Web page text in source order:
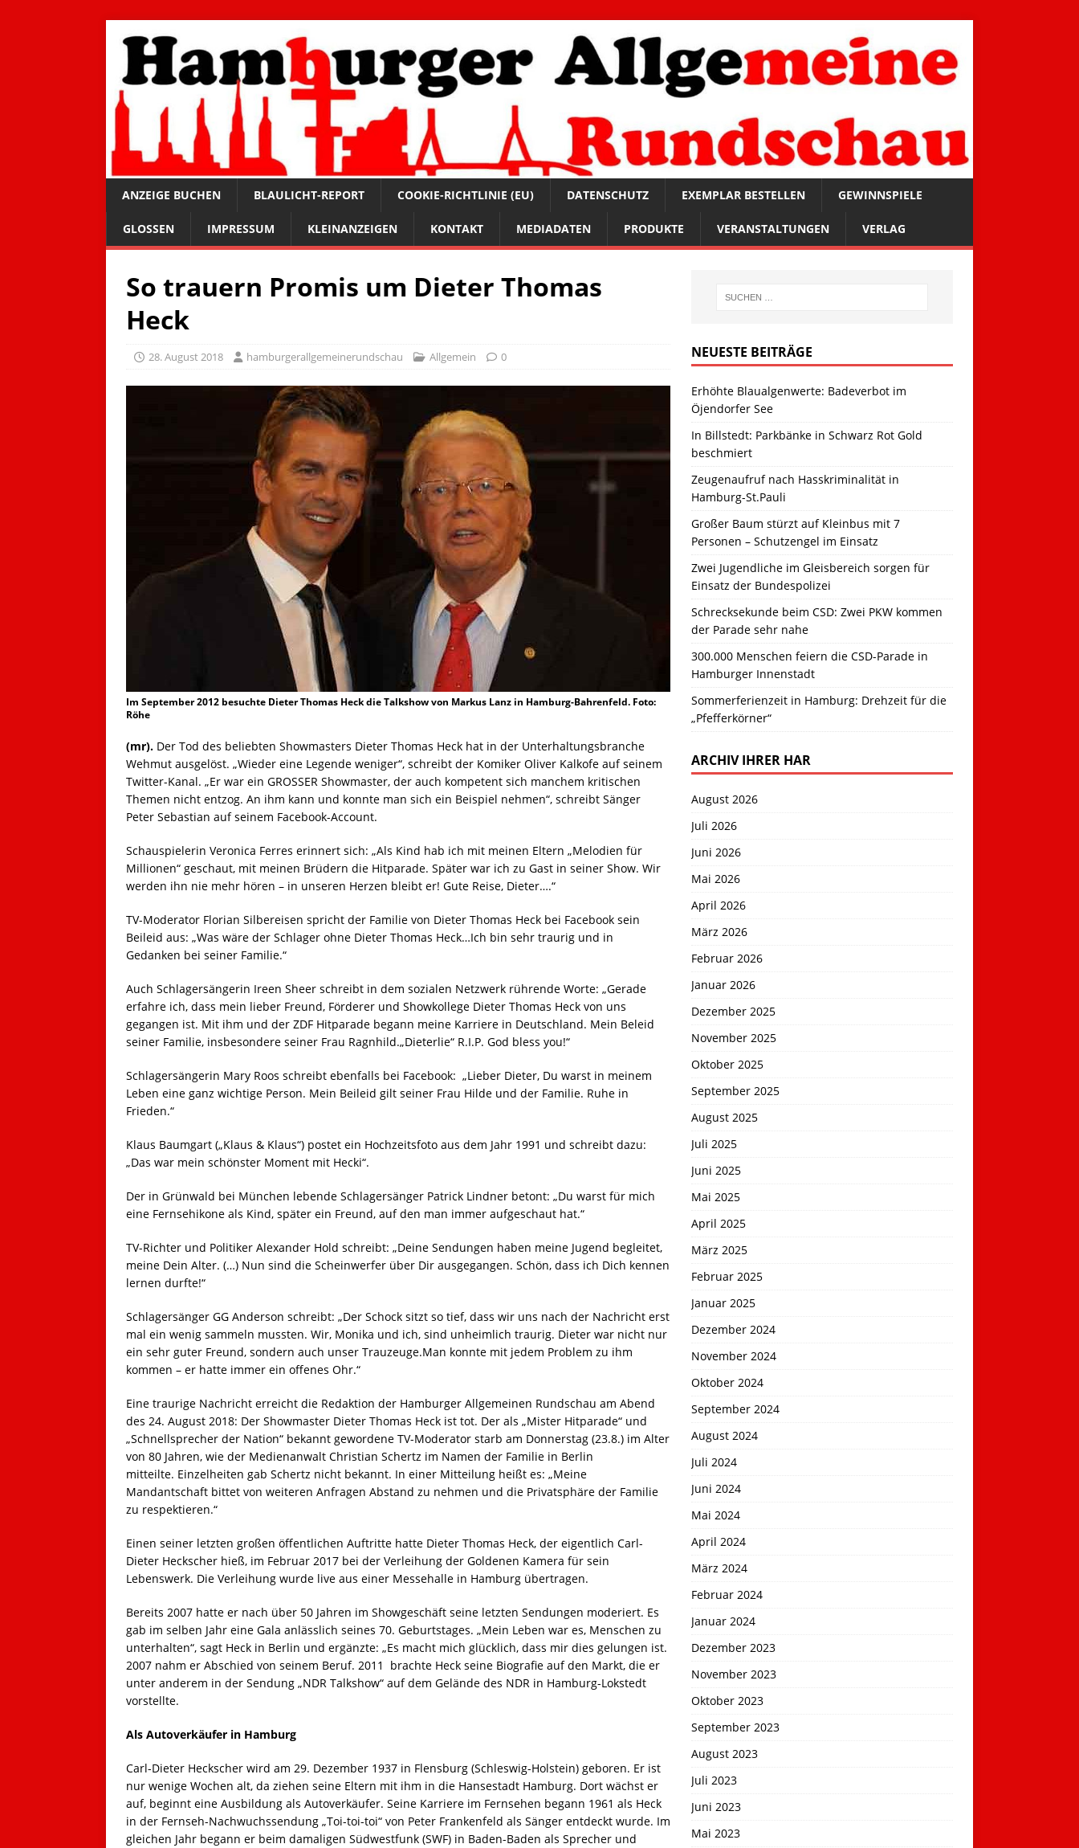
ANZEIGE BUCHEN BLAULICHT-REPORT COOKIE-RICHTLINIE (EU) DATENSCHUTZ EXEMPLAR BESTELLEN GEWINNSPIELE
GLOSSEN IMPRESSUM KLEINANZEIGEN KONTAKT MEDIADATEN PRODUKTE VERANSTALTUNGEN VERLAG
So trauern Promis um Dieter Thomas
Heck
28. August 2018 hamburgerallgemeinerundschau Allgemein 0
Im September 2012 besuchte Dieter Thomas Heck die Talkshow von Markus Lanz in Hamburg-Bahrenfeld. Foto:
Röhe
(mr). Der Tod des beliebten Showmasters Dieter Thomas Heck hat in der Unterhaltungsbranche
Wehmut ausgelöst. „Wieder eine Legende weniger“, schreibt der Komiker Oliver Kalkofe auf seinem
Twitter-Kanal. „Er war ein GROSSER Showmaster, der auch kompetent sich manchem kritischen
Themen nicht entzog. An ihm kann und konnte man sich ein Beispiel nehmen“, schreibt Sänger
Peter Sebastian auf seinem Facebook-Account.
Schauspielerin Veronica Ferres erinnert sich: „Als Kind hab ich mit meinen Eltern „Melodien für
Millionen“ geschaut, mit meinen Brüdern die Hitparade. Später war ich zu Gast in seiner Show. Wir
werden ihn nie mehr hören – in unseren Herzen bleibt er! Gute Reise, Dieter….“
TV-Moderator Florian Silbereisen spricht der Familie von Dieter Thomas Heck bei Facebook sein
Beileid aus: „Was wäre der Schlager ohne Dieter Thomas Heck…Ich bin sehr traurig und in
Gedanken bei seiner Familie.“
Auch Schlagersängerin Ireen Sheer schreibt in dem sozialen Netzwerk rührende Worte: „Gerade
erfahre ich, dass mein lieber Freund, Förderer und Showkollege Dieter Thomas Heck von uns
gegangen ist. Mit ihm und der ZDF Hitparade begann meine Karriere in Deutschland. Mein Beleid
seiner Familie, insbesondere seiner Frau Ragnhild.„Dieterlie“ R.I.P. God bless you!“
Schlagersängerin Mary Roos schreibt ebenfalls bei Facebook: „Lieber Dieter, Du warst in meinem
Leben eine ganz wichtige Person. Mein Beileid gilt seiner Frau Hilde und der Familie. Ruhe in
Frieden.“
Klaus Baumgart („Klaus & Klaus“) postet ein Hochzeitsfoto aus dem Jahr 1991 und schreibt dazu:
„Das war mein schönster Moment mit Hecki“.
Der in Grünwald bei München lebende Schlagersänger Patrick Lindner betont: „Du warst für mich
eine Fernsehikone als Kind, später ein Freund, auf den man immer aufgeschaut hat.“
TV-Richter und Politiker Alexander Hold schreibt: „Deine Sendungen haben meine Jugend begleitet,
meine Dein Alter. (…) Nun sind die Scheinwerfer über Dir ausgegangen. Schön, dass ich Dich kennen
lernen durfte!“
Schlagersänger GG Anderson schreibt: „Der Schock sitzt so tief, dass wir uns nach der Nachricht erst
mal ein wenig sammeln mussten. Wir, Monika und ich, sind unheimlich traurig. Dieter war nicht nur
ein sehr guter Freund, sondern auch unser Trauzeuge.Man konnte mit jedem Problem zu ihm
kommen – er hatte immer ein offenes Ohr.“
Eine traurige Nachricht erreicht die Redaktion der Hamburger Allgemeinen Rundschau am Abend
des 24. August 2018: Der Showmaster Dieter Thomas Heck ist tot. Der als „Mister Hitparade“ und
„Schnellsprecher der Nation“ bekannt gewordene TV-Moderator starb am Donnerstag (23.8.) im Alter
von 80 Jahren, wie der Medienanwalt Christian Schertz im Namen der Familie in Berlin
mitteilte. Einzelheiten gab Schertz nicht bekannt. In einer Mitteilung heißt es: „Meine
Mandantschaft bittet von weiteren Anfragen Abstand zu nehmen und die Privatsphäre der Familie
zu respektieren.“
Einen seiner letzten großen öffentlichen Auftritte hatte Dieter Thomas Heck, der eigentlich Carl-
Dieter Heckscher hieß, im Februar 2017 bei der Verleihung der Goldenen Kamera für sein
Lebenswerk. Die Verleihung wurde live aus einer Messehalle in Hamburg übertragen.
Bereits 2007 hatte er nach über 50 Jahren im Showgeschäft seine letzten Sendungen moderiert. Es
gab im selben Jahr eine Gala anlässlich seines 70. Geburtstages. „Mein Leben war es, Menschen zu
unterhalten“, sagt Heck in Berlin und ergänzte: „Es macht mich glücklich, dass mir dies gelungen ist.
2007 nahm er Abschied von seinem Beruf. 2011 brachte Heck seine Biografie auf den Markt, die er
unter anderem in der Sendung „NDR Talkshow“ auf dem Gelände des NDR in Hamburg-Lokstedt
vorstellte.
Als Autoverkäufer in Hamburg
Carl-Dieter Heckscher wird am 29. Dezember 1937 in Flensburg (Schleswig-Holstein) geboren. Er ist
nur wenige Wochen alt, da ziehen seine Eltern mit ihm in die Hansestadt Hamburg. Dort wächst er
auf, beginnt eine Ausbildung als Autoverkäufer. Seine Karriere im Fernsehen begann 1961 als Heck
in der Fernseh-Nachwuchssendung „Toi-toi-toi“ von Peter Frankenfeld als Sänger entdeckt wurde. Im
gleichen Jahr begann er beim damaligen Südwestfunk (SWF) in Baden-Baden als Sprecher und
NEUESTE BEITRÄGE
Erhöhte Blaualgenwerte: Badeverbot im
Öjendorfer See
In Billstedt: Parkbänke in Schwarz Rot Gold
beschmiert
Zeugenaufruf nach Hasskriminalität in
Hamburg-St.Pauli
Großer Baum stürzt auf Kleinbus mit 7
Personen – Schutzengel im Einsatz
Zwei Jugendliche im Gleisbereich sorgen für
Einsatz der Bundespolizei
Schrecksekunde beim CSD: Zwei PKW kommen
der Parade sehr nahe
300.000 Menschen feiern die CSD-Parade in
Hamburger Innenstadt
Sommerferienzeit in Hamburg: Drehzeit für die
„Pfefferkörner“
ARCHIV IHRER HAR
August 2026
Juli 2026
Juni 2026
Mai 2026
April 2026
März 2026
Februar 2026
Januar 2026
Dezember 2025
November 2025
Oktober 2025
September 2025
August 2025
Juli 2025
Juni 2025
Mai 2025
April 2025
März 2025
Februar 2025
Januar 2025
Dezember 2024
November 2024
Oktober 2024
September 2024
August 2024
Juli 2024
Juni 2024
Mai 2024
April 2024
März 2024
Februar 2024
Januar 2024
Dezember 2023
November 2023
Oktober 2023
September 2023
August 2023
Juli 2023
Juni 2023
Mai 2023